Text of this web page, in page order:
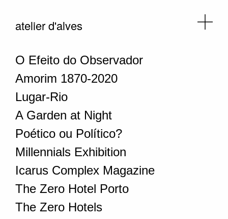
atelier d'alves
O Efeito do Observador
Amorim 1870-2020
Lugar-Rio
A Garden at Night
Poético ou Político?
Millennials Exhibition
Icarus Complex Magazine
The Zero Hotel Porto
The Zero Hotels